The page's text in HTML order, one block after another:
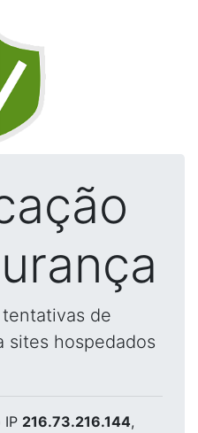
de
sites hospedados
IP 216.73.216.144,